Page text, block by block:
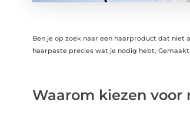
Ben je op zoek naar een haarproduct dat niet
haarpaste precies wat je nodig hebt.
Waarom kiezen